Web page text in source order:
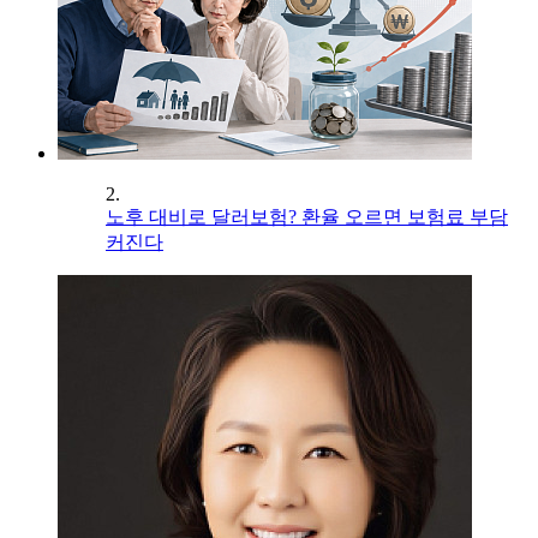
2.
노후 대비로 달러보험? 환율 오르면 보험료 부담
커진다